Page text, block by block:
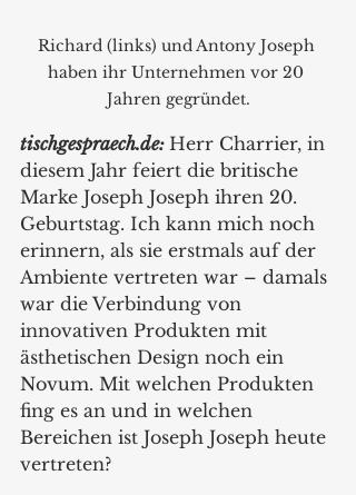
Richard (links) und Antony Joseph
haben ihr Unternehmen vor 20
Jahren gegründet.
tischgespraech.de: Herr Charrier, in
diesem Jahr feiert die britische
Marke Joseph Joseph ihren 20.
Geburtstag. Ich kann mich noch
erinnern, als sie erstmals auf der
Ambiente vertreten war – damals
war die Verbindung von
innovativen Produkten mit
ästhetischen Design noch ein
Novum. Mit welchen Produkten
fing es an und in welchen
Bereichen ist Joseph Joseph heute
vertreten?